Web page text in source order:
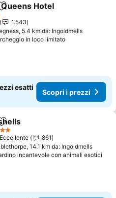
Aggiungi ai preferiti
Hotel
1.543
5.4 km da: Ingoldmells
in loco limitato
esatti
Scopri i prezzi
Aggiungi ai preferiti
Eccellente
861
14.1 km da: Ingoldmells
incantevole con animali esotici